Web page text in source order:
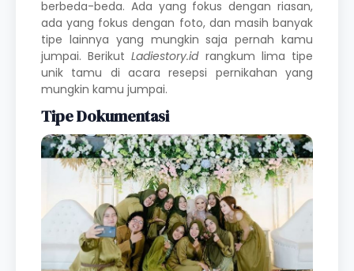
berbeda-beda. Ada yang fokus dengan riasan,
ada yang fokus dengan foto, dan masih banyak
tipe lainnya yang mungkin saja pernah kamu
jumpai. BerikutLadiestory.idrangkum lima tipe
unik tamu di acara resepsi pernikahan yang
mungkin kamu jumpai.
Tipe Dokumentasi